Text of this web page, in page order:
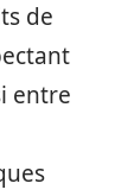
de
entre